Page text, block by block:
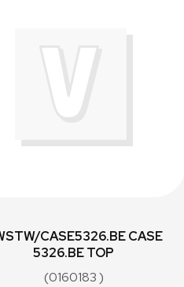
CASE5326.BE CASE
5326.BE TOP
(0160183 )